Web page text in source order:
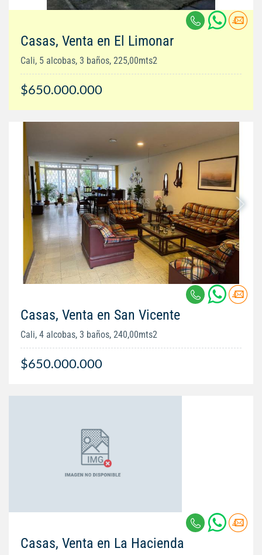
Casas, Venta en El Limonar
Cali, 5 alcobas, 3 baños, 225,00mts2
$650.000.000
Casas, Venta en San Vicente
Cali, 4 alcobas, 3 baños, 240,00mts2
$650.000.000
Casas, Venta en La Hacienda